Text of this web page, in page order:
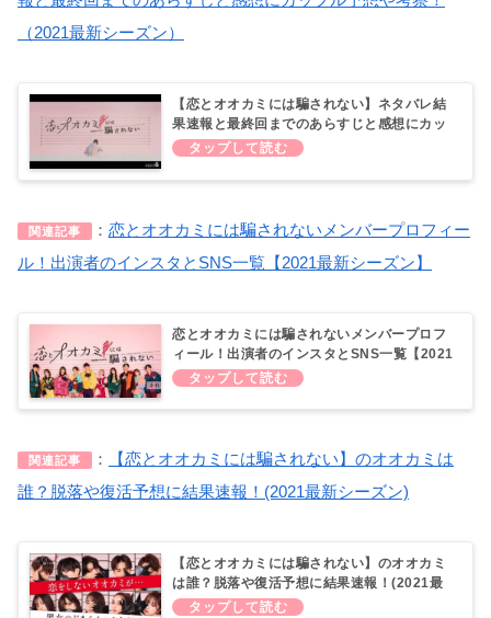
（2021最新シーズン）
【恋とオオカミには騙されない】ネタバレ結
果速報と最終回までのあらすじと感想にカッ
プル予想や考察！（2021最新シーズン）
関連記事 ： 恋とオオカミには騙されないメンバープロフィー
ル！出演者のインスタとSNS一覧【2021最新シーズン】
恋とオオカミには騙されないメンバープロフ
ィール！出演者のインスタとSNS一覧【2021
最新シーズン】
関連記事 ：
【恋とオオカミには騙されない】のオオカミは
誰？脱落や復活予想に結果速報！(2021最新シーズン)
【恋とオオカミには騙されない】のオオカミ
は誰？脱落や復活予想に結果速報！(2021最
新シーズン)